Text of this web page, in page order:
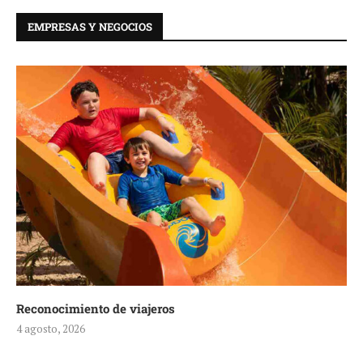
EMPRESAS Y NEGOCIOS
Reconocimiento de viajeros
4 agosto, 2026